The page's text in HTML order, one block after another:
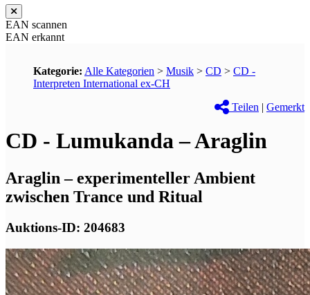
EAN scannen
EAN erkannt
Kategorie: Alle Kategorien > Musik > CD > CD -
Interpreten International ex-CH
Teilen | Gemerkt
CD - Lumukanda – Araglin
Araglin – experimenteller Ambient
zwischen Trance und Ritual
Auktions-ID: 204683